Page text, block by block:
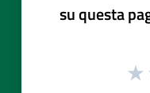
su questa